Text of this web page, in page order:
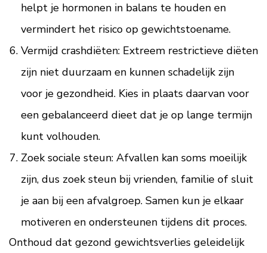
helpt je hormonen in balans te houden en
vermindert het risico op gewichtstoename.
Vermijd crashdiëten: Extreem restrictieve diëten
zijn niet duurzaam en kunnen schadelijk zijn
voor je gezondheid. Kies in plaats daarvan voor
een gebalanceerd dieet dat je op lange termijn
kunt volhouden.
Zoek sociale steun: Afvallen kan soms moeilijk
zijn, dus zoek steun bij vrienden, familie of sluit
je aan bij een afvalgroep. Samen kun je elkaar
motiveren en ondersteunen tijdens dit proces.
Onthoud dat gezond gewichtsverlies geleidelijk